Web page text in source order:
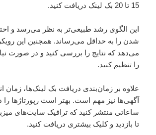
15 تا 20 بک لینک دریافت کنید.
این الگوی رشد طبیعی‌تر به نظر می‌رسد و
شدن را به حداقل می‌رساند. همچنین این
می‌دهد که نتایج را بررسی کنید و در صورت
را تنظیم کنید.
علاوه بر زمان‌بندی دریافت بک لینک‌ها، زمان
آگهی‌ها نیز مهم است. بهتر است رپورتاژها را
ساعاتی منتشر کنید که ترافیک سایت‌های
تا بازدید و کلیک بیشتری دریافت کنید.